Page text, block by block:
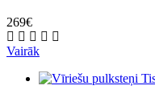
269€
Vairāk